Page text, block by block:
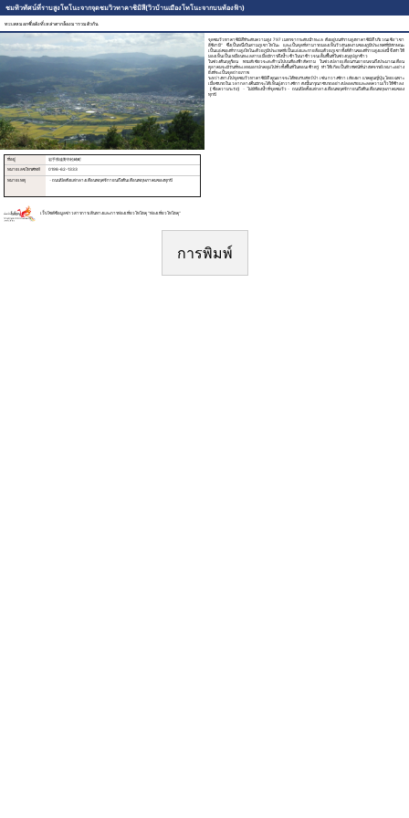
ชมทิวทัศน์ที่ราบสูงโทโนะจากจุดชมวิวทาคาชิมิสึ(วิวบ้านเมืองโทโนะจากบนท้องฟ้า)
ทะเลหมอกชื่อดังที่เหล่าตากล้องมารวมตัวกัน
จุดชมวิวทาคาชิมิสึที่ระดับความสูง 797 เมตรจากระดับน้ำทะเล ตั้งอยู่บนที่ราบสูงทาคาชิมิสึ บริเวณเชิง “เขา
อิชิงามิ” ซึ่งเป็นหนึ่งในสามภูเขาโทโนะ และเป็นจุดที่สามารถมองเห็นวิวอันงดงามของภูมิประเทศที่มีลักษณะ
เป็นแอ่งของที่ราบสูงโทโนะด้วยภูมิประเทศที่เป็นแอ่งและรายล้อมด้วยภูเขาทั้งสี่ด้านของที่ราบสูงแห่งนี้ จึงทำให้
มองเห็นเป็นเหมือนทะเลสาบเมื่อมีการดึงน้ำเข้าในนาข้าวจนเต็มพื้นที่ในช่วงฤดูปลูกข้าว
ในช่วงต้นฤดูร้อน พรมสีเขียวจะสะท้านไปบนท้องฟ้าสีคราม ในช่วงปลายเดือนกันยายนจนถึงประมาณเดือน
ตุลาคมจะมีวันที่ทะเลหมอกปกคลุมไปทั่วทั้งพื้นที่ในตอนเช้าตรู่ ทำให้เกิดเป็นทิวทัศน์ที่น่าอัศจรรย์เหมาะอย่าง
ยิ่งที่จะเป็นจุดถ่ายภาพ
ระหว่างทางไปจุดชมวิวทาคาชิมิสึ คุณอาจจะได้พบกับสัตว์ป่า เช่น กวางซีกา เลียงผา แรคคูนญี่ปุ่น โดยเฉพาะ
เมื่อขับรถในเวลากลางคืนมักจะได้เห็นฝูงกวางซีกา ดังนั้นกรุณาขับรถอย่างปลอดภัยและลดความเร็วให้ช้าลง
【ข้อความระวัง】・ ไม่มีห้องน้ำที่จุดชมวิว・ ถนนปิดตั้งแต่กลางเดือนพฤศจิกายนถึงต้นเดือนพฤษภาคมของ
ทุกปี
ที่อยู่ 岩手県遠野市松崎町
หมายเลขโทรศัพท์ 0198-62-1333
หมายเหตุ ・ถนนปิดตั้งแต่กลางเดือนพฤศจิกายนถึงต้นเดือนพฤษภาคมของทุกปี
เว็บไซต์ข้อมูลข่าวสารการเดินทางและการท่องเที่ยวโทโฮคุ “ท่องเที่ยวโทโฮคุ“
การพิมพ์